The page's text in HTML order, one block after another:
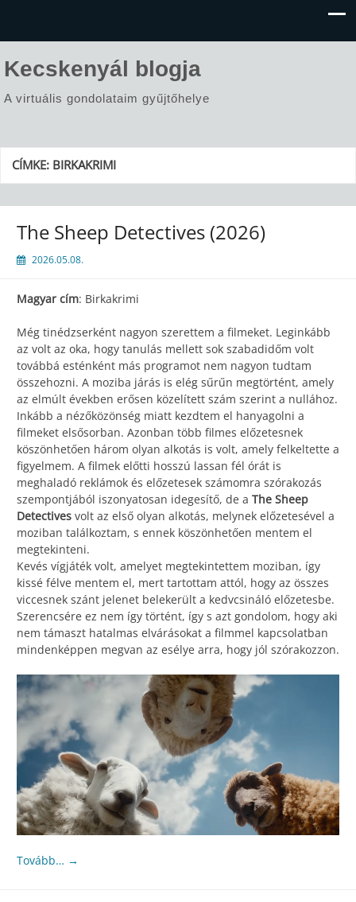
Kecskenyál blogja
A virtuális gondolataim gyűjtőhelye
CÍMKE: BIRKAKRIMI
The Sheep Detectives (2026)
2026.05.08.
Magyar cím: Birkakrimi
Még tinédzserként nagyon szerettem a filmeket. Leginkább
az volt az oka, hogy tanulás mellett sok szabadidőm volt
továbbá esténként más programot nem nagyon tudtam
összehozni. A moziba járás is elég sűrűn megtörtént, amely
az elmúlt években erősen közelített szám szerint a nullához.
Inkább a nézőközönség miatt kezdtem el hanyagolni a
filmeket elsősorban. Azonban több filmes előzetesnek
köszönhetően három olyan alkotás is volt, amely felkeltette a
figyelmem. A filmek előtti hosszú lassan fél órát is
meghaladó reklámok és előzetesek számomra szórakozás
szempontjából iszonyatosan idegesítő, de a The Sheep
Detectives volt az első olyan alkotás, melynek előzetesével a
moziban találkoztam, s ennek köszönhetően mentem el
megtekinteni.
Kevés vígjáték volt, amelyet megtekintettem moziban, így
kissé félve mentem el, mert tartottam attól, hogy az összes
viccesnek szánt jelenet belekerült a kedvcsináló előzetesbe.
Szerencsére ez nem így történt, így s azt gondolom, hogy aki
nem támaszt hatalmas elvárásokat a filmmel kapcsolatban
mindenképpen megvan az esélye arra, hogy jól szórakozzon.
Tovább… →